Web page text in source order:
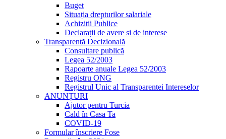
Buget
Situația drepturilor salariale
Achizitii Publice
Declarații de avere si de interese
Transparență Decizională
Consultare publică
Legea 52/2003
Rapoarte anuale Legea 52/2003
Registru ONG
Registrul Unic al Transparentei Intereselor
ANUNȚURI
Ajutor pentru Turcia
Cald în Casa Ta
COVID-19
Formular înscriere Fose